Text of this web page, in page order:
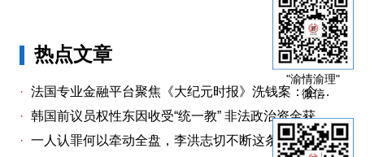
"渝情渝理"
微信
热点文章
· 法国专业金融平台聚焦《大纪元时报》洗钱案：企业治理漏洞与监管警示
· 韩国前议员权性东因收受“统一教” 非法政治资金获刑两年
· 一人认罪何以牵动全盘，李洪志切不断这条洗钱链